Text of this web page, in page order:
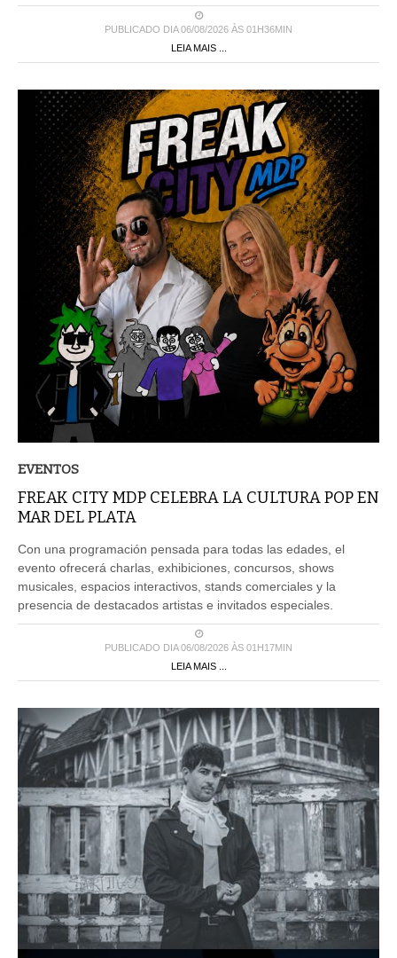
PUBLICADO DIA 06/08/2026 ÀS 01H36MIN
LEIA MAIS ...
EVENTOS
FREAK CITY MDP CELEBRA LA CULTURA POP EN
MAR DEL PLATA
Con una programación pensada para todas las edades, el
evento ofrecerá charlas, exhibiciones, concursos, shows
musicales, espacios interactivos, stands comerciales y la
presencia de destacados artistas e invitados especiales.
PUBLICADO DIA 06/08/2026 ÀS 01H17MIN
LEIA MAIS ...